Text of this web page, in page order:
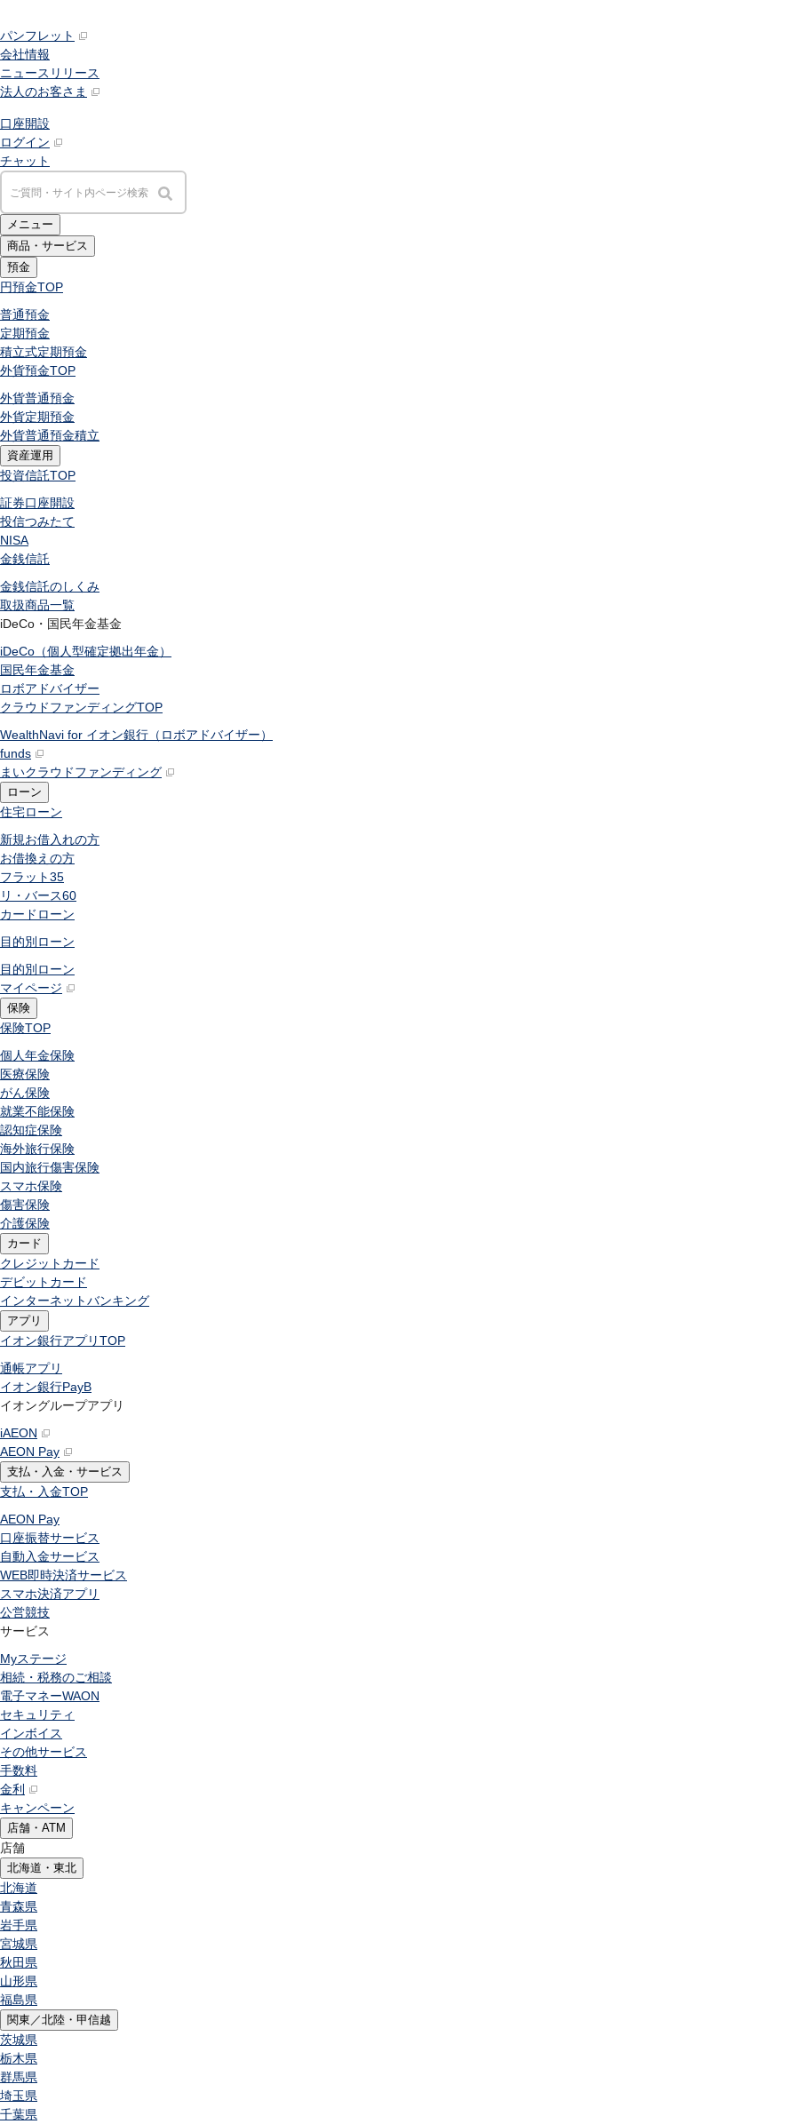
パンフレット
会社情報
ニュースリリース
法人のお客さま
口座開設
ログイン
チャット
メニュー
商品・サービス
預金
円預金TOP
普通預金
定期預金
積立式定期預金
外貨預金TOP
外貨普通預金
外貨定期預金
外貨普通預金積立
資産運用
投資信託TOP
証券口座開設
投信つみたて
NISA
金銭信託
金銭信託のしくみ
取扱商品一覧
iDeCo・国民年金基金
iDeCo（個人型確定拠出年金）
国民年金基金
ロボアドバイザー
クラウドファンディングTOP
WealthNavi for イオン銀行（ロボアドバイザー）
funds
まいクラウドファンディング
ローン
住宅ローン
新規お借入れの方
お借換えの方
フラット35
リ・バース60
カードローン
目的別ローン
目的別ローン
マイページ
保険
保険TOP
個人年金保険
医療保険
がん保険
就業不能保険
認知症保険
海外旅行保険
国内旅行傷害保険
スマホ保険
傷害保険
介護保険
カード
クレジットカード
デビットカード
インターネットバンキング
アプリ
イオン銀行アプリTOP
通帳アプリ
イオン銀行PayB
イオングループアプリ
iAEON
AEON Pay
支払・入金・サービス
支払・入金TOP
AEON Pay
口座振替サービス
自動入金サービス
WEB即時決済サービス
スマホ決済アプリ
公営競技
サービス
Myステージ
相続・税務のご相談
電子マネーWAON
セキュリティ
インボイス
その他サービス
手数料
金利
キャンペーン
店舗・ATM
店舗
北海道・東北
北海道
青森県
岩手県
宮城県
秋田県
山形県
福島県
関東／北陸・甲信越
茨城県
栃木県
群馬県
埼玉県
千葉県